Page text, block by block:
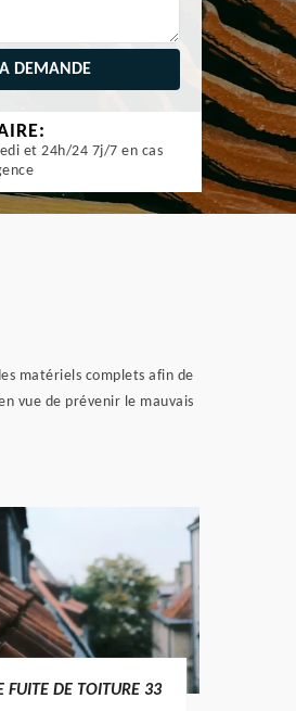
et 24h/24 7j/7 en cas
matériels complets afin de
vue de prévenir le mauvais
FUITE DE TOITURE 33